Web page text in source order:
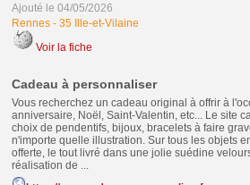
Ajouté le 04/05/2026
Rennes- 35 Ille-et-Vilaine
Voir la fiche
Cadeau à personnaliser
Vous recherchez un cadeau original à offrir à
anniversaire, Noël, Saint-Valentin, etc... Le site
choix de pendentifs, bijoux, bracelets à faire
n'importe quelle illustration. Sur tous les objets
offerte, le tout livré dans une jolie suédine
réalisation de ...